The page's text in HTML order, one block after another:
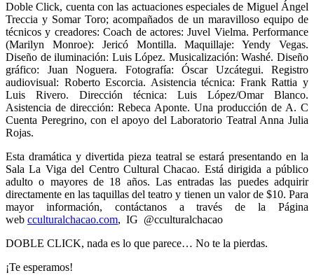
Doble Click, cuenta con las actuaciones especiales de Miguel Ángel
Treccia y Somar Toro; acompañados de un maravilloso equipo de
técnicos y creadores: Coach de actores: Juvel Vielma. Performance
(Marilyn Monroe): Jericó Montilla. Maquillaje: Yendy Vegas.
Diseño de iluminación: Luis López. Musicalización: Washé. Diseño
gráfico: Juan Noguera. Fotografía: Óscar Uzcátegui. Registro
audiovisual: Roberto Escorcia. Asistencia técnica: Frank Rattia y
Luis Rivero. Dirección técnica: Luis López/Omar Blanco.
Asistencia de dirección: Rebeca Aponte. Una producción de A. C
Cuenta Peregrino, con el apoyo del Laboratorio Teatral Anna Julia
Rojas.
Esta dramática y divertida pieza teatral se estará presentando en la
Sala La Viga del Centro Cultural Chacao. Está dirigida a público
adulto o mayores de 18 años. Las entradas las puedes adquirir
directamente en las taquillas del teatro y tienen un valor de $10. Para
mayor información, contáctanos a través de la Página
web cculturalchacao.com, IG @cculturalchacao
DOBLE CLICK, nada es lo que parece… No te la pierdas.
¡Te esperamos!